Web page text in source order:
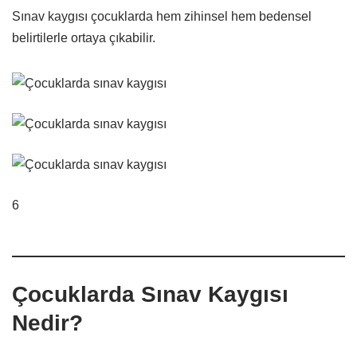
Sınav kaygısı çocuklarda hem zihinsel hem bedensel
belirtilerle ortaya çıkabilir.
6
Çocuklarda Sınav Kaygısı
Nedir?